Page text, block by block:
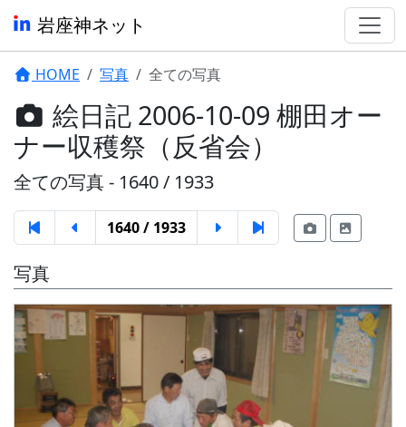
岩座神ネット
HOME 写真 全ての写真
絵日記 2006-10-09 棚田オー
ナー収穫祭（反省会）
全ての写真 - 1640 / 1933
1640 / 1933
写真